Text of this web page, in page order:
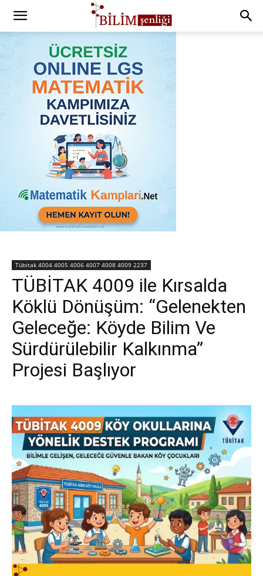
Tübitak 4004 4005 4006 4007 4008 4009 2237
TÜBİTAK 4009 ile Kırsalda
Köklü Dönüşüm: “Gelenekten
Geleceğe: Köyde Bilim Ve
Sürdürülebilir Kalkınma”
Projesi Başlıyor